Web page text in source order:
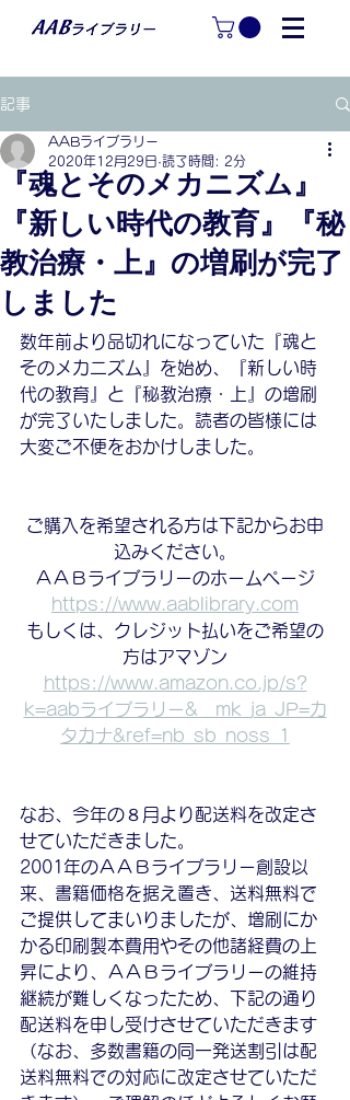
記事
『魂とそのメカニズム』
『新しい時代の教育』『秘
教治療・上』の増刷が完了
しました
AABライブラリー
2020年12月29日 読了時間: 2分
数年前より品切れになっていた『魂と
そのメカニズム』を始め、『新しい時
代の教育』と『秘教治療・上』の増刷
が完了いたしました。読者の皆様には
大変ご不便をおかけしました。
ご購入を希望される方は下記からお申
込みください。
ＡＡＢライブラリーのホームページ
https://www.aablibrary.com
もしくは、クレジット払いをご希望の
方はアマゾン
https://www.amazon.co.jp/s?
k=aabライブラリー&__mk_ja_JP=カ
タカナ&ref=nb_sb_noss_1
なお、今年の８月より配送料を改定さ
せていただきました。
2001年のＡＡＢライブラリー創設以
来、書籍価格を据え置き、送料無料で
ご提供してまいりましたが、増刷にか
かる印刷製本費用やその他諸経費の上
昇により、ＡＡＢライブラリーの維持
継続が難しくなったため、下記の通り
配送料を申し受けさせていただきます
（なお、多数書籍の同一発送割引は配
送料無料での対応に改定させていただ